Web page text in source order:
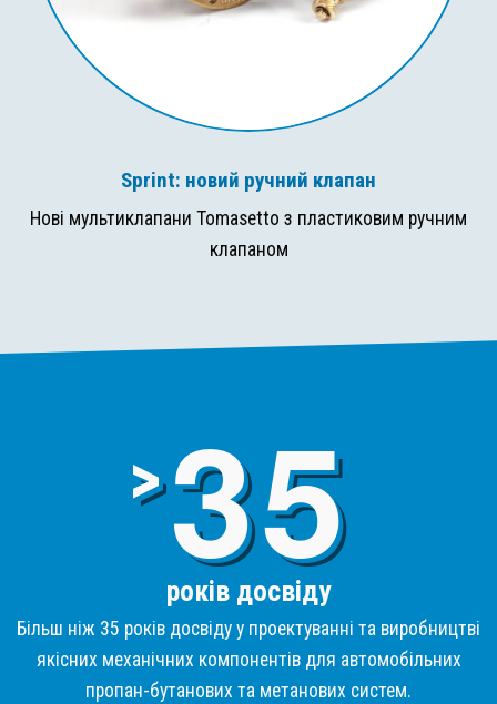
Sprint: новий ручний клапан
Нові мультиклапани Tomasetto з пластиковим ручним
клапаном
>3
років досвіду
Більш ніж 35 років досвіду у проектуванні та виробництві
якісних механічних компонентів для автомобільних
пропан-бутанових та метанових систем.